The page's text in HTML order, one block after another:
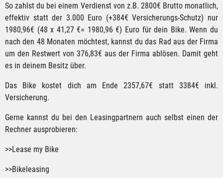
So zahlst du bei einem Verdienst von z.B. 2800€ Brutto monatlich,
effektiv statt der 3.000 Euro (+384€ Versicherungs-Schutz) nur
1980,96€ (48 x 41,27 €= 1980,96 €) Euro für dein Bike. Wenn du
nach den 48 Monaten möchtest, kannst du das Rad aus der Firma
um den Restwert von 376,83€ aus der Firma ablösen. Damit geht
es in deinem Besitz über.
Das Bike kostet dich am Ende 2357,67€ statt 3384€ inkl.
Versicherung.
Gerne kannst du bei den Leasingpartnern auch selbst einen der
Rechner ausprobieren:
>>Lease my Bike
>>Bikeleasing